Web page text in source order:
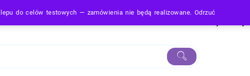
do celów testowych — zamówienia nie będą realizowane. Odrzuć